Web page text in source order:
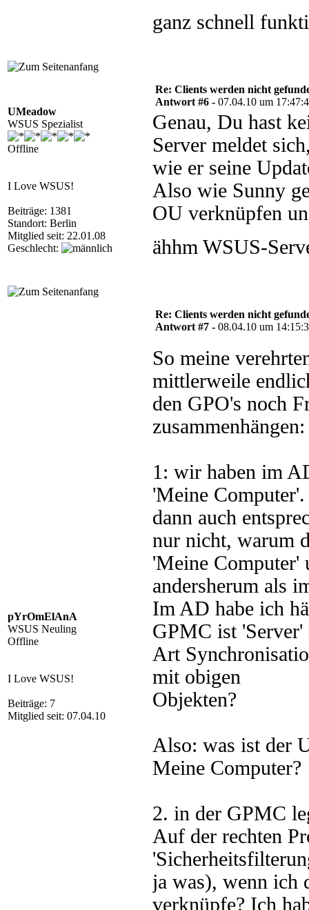
ganz schnell
UMeadow
WSUS Spezialist
Offline
I Love WSUS!
Beiträge: 1381
Standort: Berlin
Mitglied seit: 22.01.08
Geschlecht:
Re: Clients werden nicht
Antwort #6 - 07.04.10 um
Genau, Du hast
Server meldet
wie er seine
Also wie Sunny
OU verknüpfen
ähhm WSUS-
pYrOmElAnA
WSUS Neuling
Offline
I Love WSUS!
Beiträge: 7
Mitglied seit: 07.04.10
Re: Clients werden nicht
Antwort #7 - 08.04.10 um
So meine
mittlerweile
den GPO's noch
zusammenhängen:
1: wir haben im
'Meine
dann auch
nur nicht, warum
'Meine Computer'
andersherum als
Im AD habe ich
GPMC ist 'Server'
Art
mit obigen
Objekten?
Also: was ist der
Meine Computer?
2. in der GPMC
Auf der rechten
ja was), wenn ich
verknüpfe? Ich